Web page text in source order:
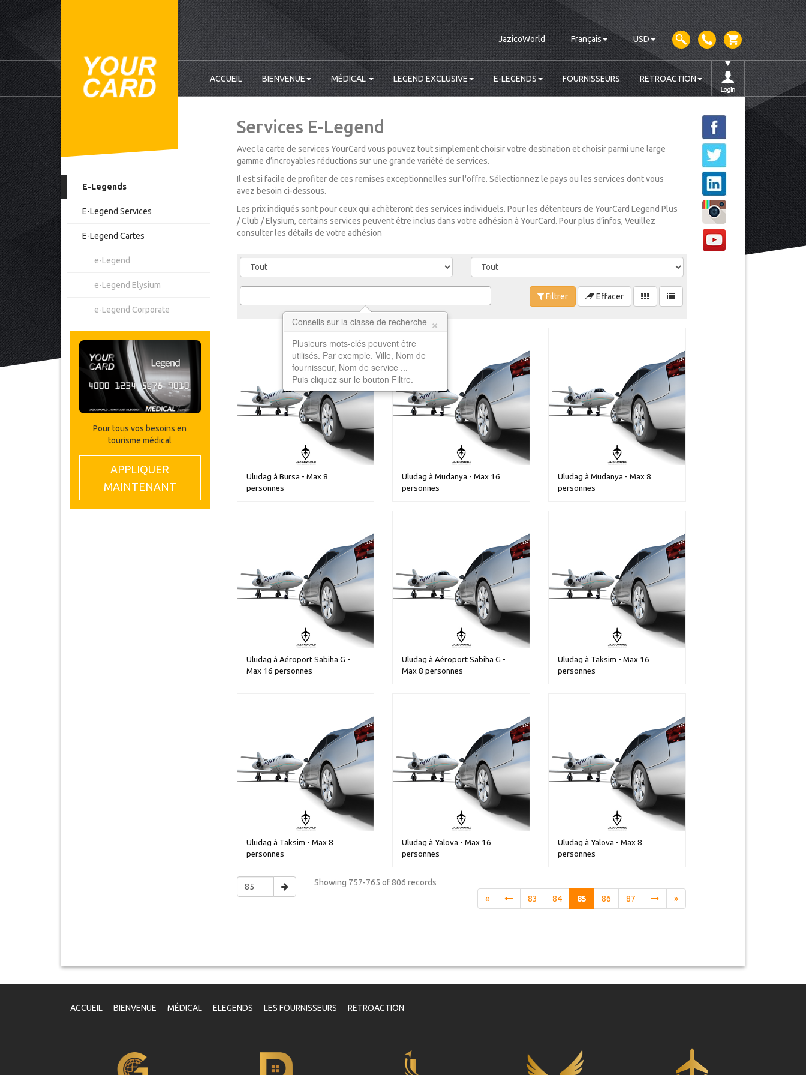
JazicoWorld Français USD
ACCUEIL BIENVENUE MÉDICAL LEGEND EXCLUSIVE E-LEGENDS FOURNISSEURS RETROACTION
E-Legends
E-Legend Services
E-Legend Cartes
e-Legend
e-Legend Elysium
e-Legend Corporate
Pour tous vos besoins en
tourisme médical
APPLIQUER
MAINTENANT
Services E-Legend
Avec la carte de services YourCard vous pouvez tout simplement choisir votre destination et choisir parmi une large
gamme d’incroyables réductions sur une grande variété de services.
Il est si facile de profiter de ces remises exceptionnelles sur l'offre. Sélectionnez le pays ou les services dont vous
avez besoin ci-dessous.
Les prix indiqués sont pour ceux qui achèteront des services individuels. Pour les détenteurs de YourCard Legend Plus
/ Club / Elysium, certains services peuvent être inclus dans votre adhésion à YourCard. Pour plus d’infos, Veuillez
consulter les détails de votre adhésion
Conseils sur la classe de recherche ×
Plusieurs mots-clés peuvent être
utilisés. Par exemple. Ville, Nom de
fournisseur, Nom de service ...
Puis cliquez sur le bouton Filtre.
Filtrer Effacer
Uludag à Bursa - Max 8
personnes
Uludag à Mudanya - Max 16
personnes
Uludag à Mudanya - Max 8
personnes
Uludag à Aéroport Sabiha G -
Max 16 personnes
Uludag à Aéroport Sabiha G -
Max 8 personnes
Uludag à Taksim - Max 16
personnes
Uludag à Taksim - Max 8
personnes
Uludag à Yalova - Max 16
personnes
Uludag à Yalova - Max 8
personnes
Showing 757-765 of 806 records
«
83 84 85 86 87 »
ACCUEIL BIENVENUE MÉDICAL ELEGENDS LES FOURNISSEURS RETROACTION